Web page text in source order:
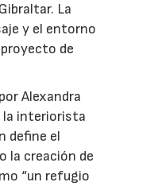
La
y el entorno
de
Alexandra
la interiorista
define el
la creación de
“un refugio